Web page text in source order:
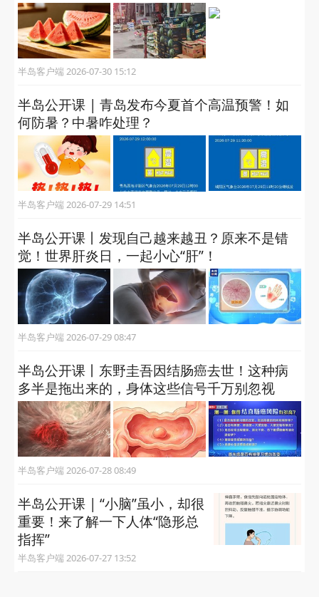
半岛客户端 2026-07-30 15:12
半岛公开课 | 青岛发布今夏首个高温预警！如
何防暑？中暑咋处理？
半岛客户端 2026-07-29 14:51
半岛公开课丨发现自己越来越丑？原来不是错
觉！世界肝炎日，一起小心“肝”！
半岛客户端 2026-07-29 08:47
半岛公开课丨东野圭吾因结肠癌去世！这种病
多半是拖出来的，身体这些信号千万别忽视
半岛客户端 2026-07-28 08:49
半岛公开课 | “小脑”虽小，却很
重要！来了解一下人体“隐形总
指挥”
半岛客户端 2026-07-27 13:52